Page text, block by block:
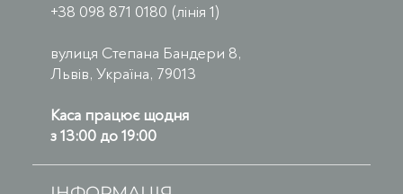
+38 098 871 0180 (лінія 1)
вулиця Степана Бандери 8,
Львів, Україна, 79013
Каса працює щодня
з 13:00 до 19:00